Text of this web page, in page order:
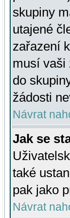
skupiny
utajené
zařazení
musí vaši
do
žádosti
Návrat
Jak se
také
pak jako
Návrat